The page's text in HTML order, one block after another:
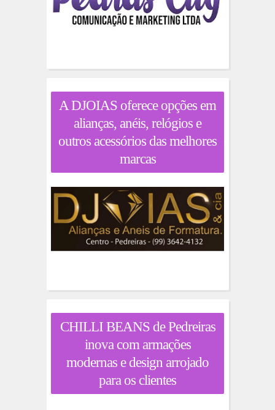
A DJOIAS oferece opções em
alianças, anéis, relógios e
outros acessórios das melhores
marcas
CHILLI BEANS de Pedreiras
inova com armações
modernas e design arrojado
para os clientes